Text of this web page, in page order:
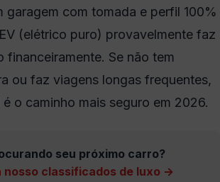
garagem com tomada e perfil 100%
(elétrico puro) provavelmente faz
financeiramente. Se não tem
ou faz viagens longas frequentes,
o caminho mais seguro em 2026.
seu próximo carro?
nosso classificados de luxo →